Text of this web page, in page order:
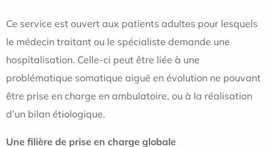
Ce service est ouvert aux patients adultes pour lesquels
le médecin traitant ou le spécialiste demande une
hospitalisation. Celle-ci peut être liée à une
problématique somatique aiguë en évolution ne pouvant
être prise en charge en ambulatoire, ou à la réalisation
d’un bilan étiologique.
Une filière de prise en charge globale